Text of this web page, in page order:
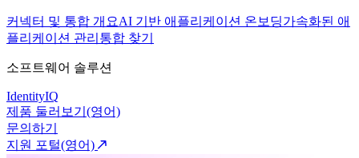
커넥터 및 통합 개요AI 기반 애플리케이션 온보딩가속화된 애
플리케이션 관리 통합 찾기
소프트웨어 솔루션
IdentityIQ
제품 둘러보기(영어)
문의하기
지원 포털(영어)